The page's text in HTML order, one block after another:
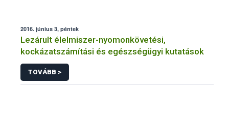
2016. június 3, péntek
Lezárult élelmiszer-nyomonkövetési,
kockázatszámítási és egészségügyi kutatások
TOVÁBB >